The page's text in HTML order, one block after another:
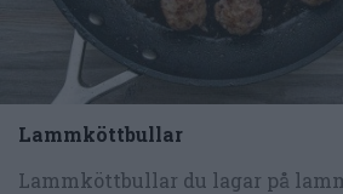
Lammköttbullar
Lammköttbullar du lagar på